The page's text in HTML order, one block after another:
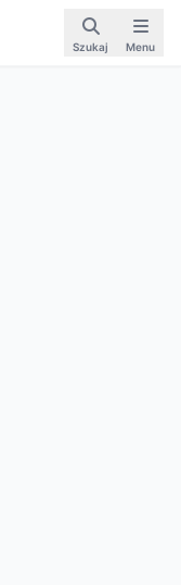
Szukaj Menu